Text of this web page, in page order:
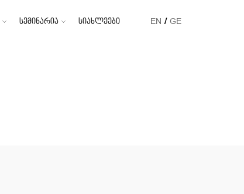
სემინარია სიახლეები EN GE